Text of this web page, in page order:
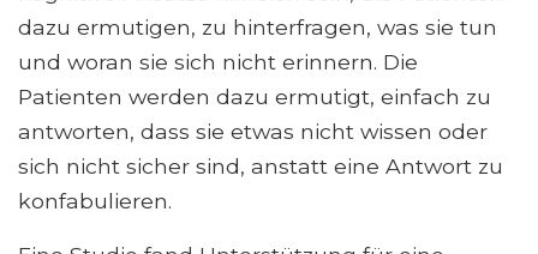
dazu ermutigen, zu hinterfragen, was sie tun
und woran sie sich nicht erinnern. Die
Patienten werden dazu ermutigt, einfach zu
antworten, dass sie etwas nicht wissen oder
sich nicht sicher sind, anstatt eine Antwort zu
konfabulieren.